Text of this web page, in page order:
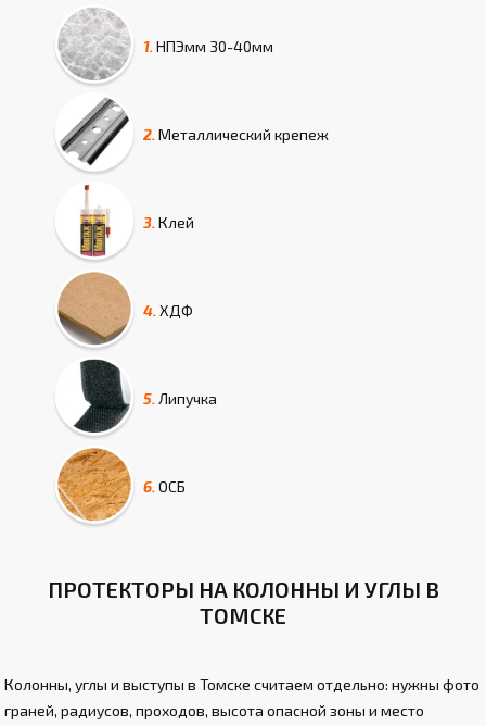
1. НПЭмм 30-40мм
2. Металлический крепеж
3. Клей
4. ХДФ
5. Липучка
6. ОСБ
ПРОТЕКТОРЫ НА КОЛОННЫ И УГЛЫ В
ТОМСКЕ
Колонны, углы и выступы в Томске считаем отдельно: нужны фото
граней, радиусов, проходов, высота опасной зоны и место